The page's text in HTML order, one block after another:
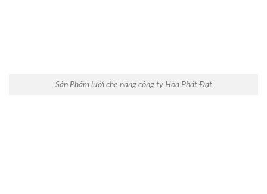
Sản Phẩm lưới che nắng công ty Hòa Phát Đạt